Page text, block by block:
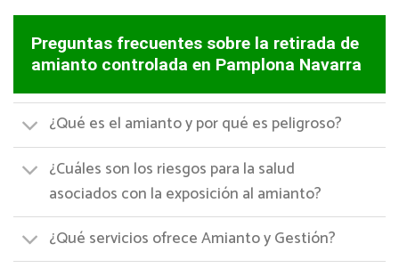
Preguntas frecuentes sobre la retirada de
amianto controlada en Pamplona Navarra
¿Qué es el amianto y por qué es peligroso?
¿Cuáles son los riesgos para la salud
asociados con la exposición al amianto?
¿Qué servicios ofrece Amianto y Gestión?